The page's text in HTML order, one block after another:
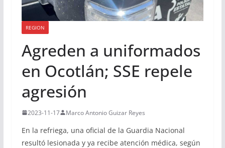
REGION
Agreden a uniformados
en Ocotlán; SSE repele
agresión
2023-11-17 Marco Antonio Guizar Reyes
En la refriega, una oficial de la Guardia Nacional
resultó lesionada y ya recibe atención médica, según